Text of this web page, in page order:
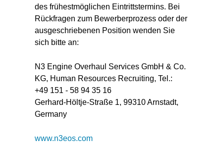
des frühestmöglichen Eintrittstermins. Bei
Rückfragen zum Bewerberprozess oder der
ausgeschriebenen Position wenden Sie
sich bitte an:
N3 Engine Overhaul Services GmbH & Co.
KG, Human Resources Recruiting, Tel.:
+49 151 - 58 94 35 16
Gerhard-Höltje-Straße 1, 99310 Arnstadt,
Germany
www.n3eos.com